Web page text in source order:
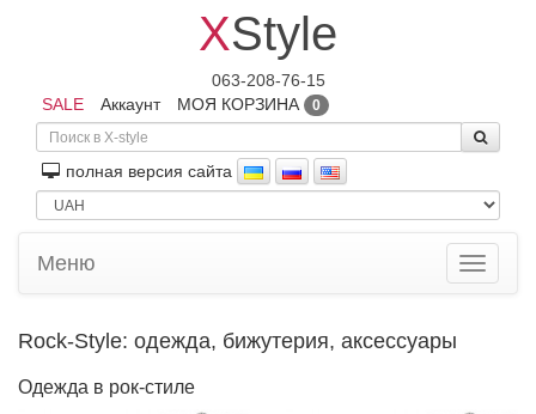
XStyle
063-208-76-15
SALE
Аккаунт МОЯ КОРЗИНА 0
полная версия сайта
Toggle
Меню
Rock-Style: одежда, бижутерия, аксессуары
Одежда в рок-стиле